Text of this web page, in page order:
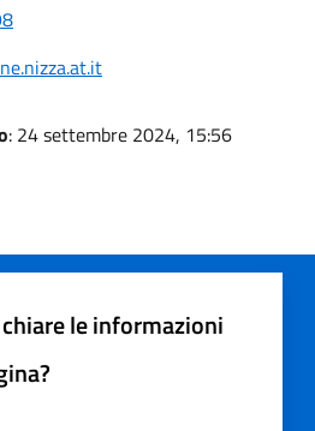
: 24 settembre 2024, 15:56
le informazioni